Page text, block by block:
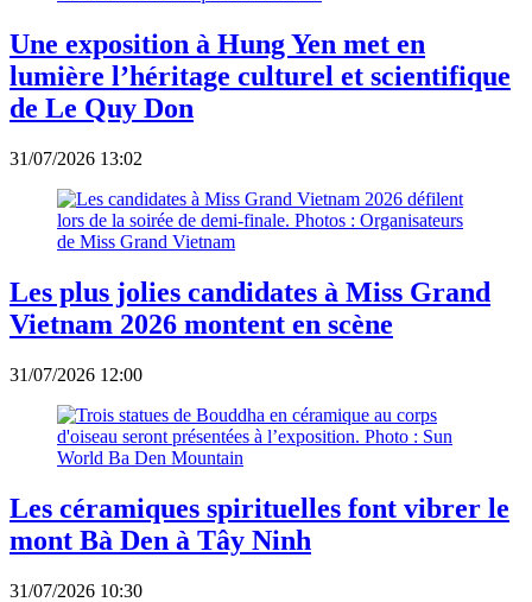
Une exposition à Hung Yen met en
lumière l’héritage culturel et scientifique
de Le Quy Don
31/07/2026 13:02
Les plus jolies candidates à Miss Grand
Vietnam 2026 montent en scène
31/07/2026 12:00
Les céramiques spirituelles font vibrer le
mont Bà Den à Tây Ninh
31/07/2026 10:30